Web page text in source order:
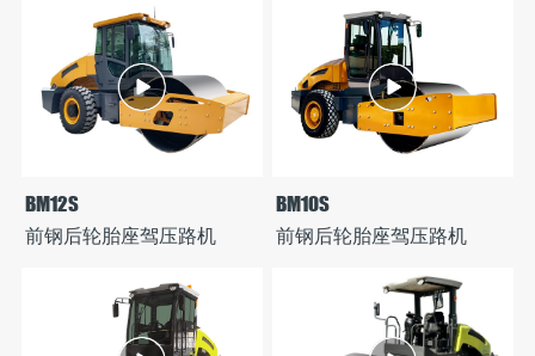
BM12S
前钢后轮胎座驾压路机
BM10S
前钢后轮胎座驾压路机